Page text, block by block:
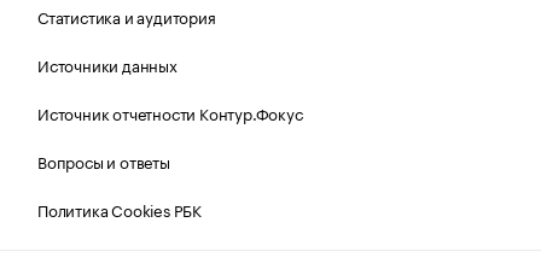
Статистика и аудитория
Источники данных
Источник отчетности Контур.Фокус
Вопросы и ответы
Политика Cookies РБК